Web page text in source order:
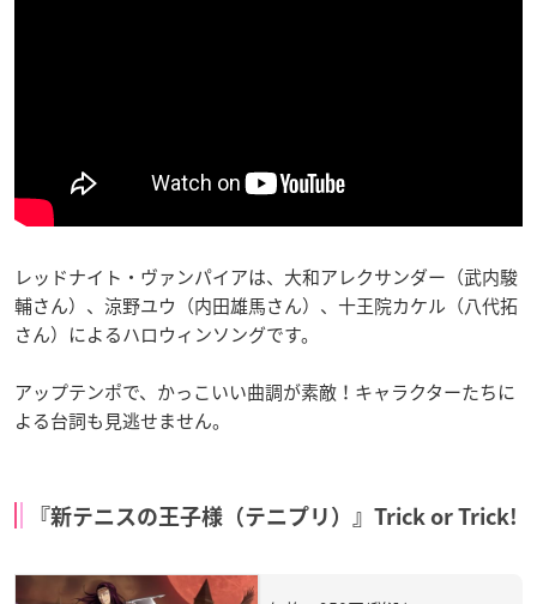
レッドナイト・ヴァンパイアは、大和アレクサンダー（武内駿
輔さん）、涼野ユウ（内田雄馬さん）、十王院カケル（八代拓
さん）によるハロウィンソングです。
アップテンポで、かっこいい曲調が素敵！キャラクターたちに
よる台詞も見逃せません。
『新テニスの王子様（テニプリ）』Trick or Trick!